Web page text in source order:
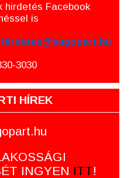
hirdetés Facebook
is
hirdetes@sugopart.hu
3030
HÍREK
INGYEN ITT!